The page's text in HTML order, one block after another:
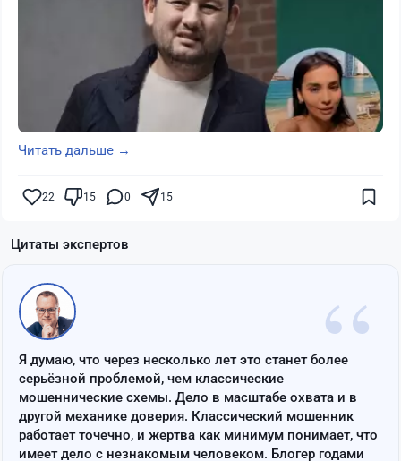
Читать дальше →
22 15 0 15
Цитаты экспертов
“
Я думаю, что через несколько лет это станет более
серьёзной проблемой, чем классические
мошеннические схемы. Дело в масштабе охвата и в
другой механике доверия. Классический мошенник
работает точечно, и жертва как минимум понимает, что
имеет дело с незнакомым человеком. Блогер годами